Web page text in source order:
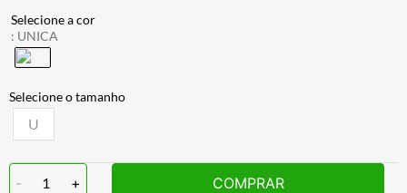
: UNICA
U
- 1 + COMPRAR